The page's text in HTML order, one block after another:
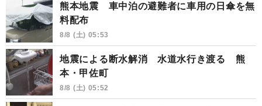
熊本地震 車中泊の避難者に車用の日傘を無
料配布
8/8 (土) 05:53
地震による断水解消 水道水行き渡る 熊
本・甲佐町
8/8 (土) 05:52